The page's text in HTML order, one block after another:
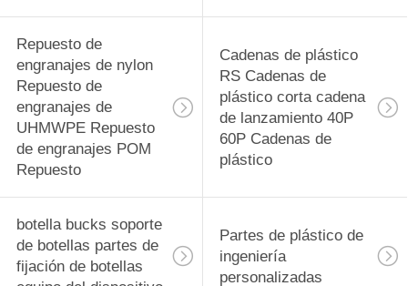
Repuesto de
engranajes de nylon
Repuesto de
engranajes de
UHMWPE Repuesto
de engranajes POM
Repuesto
Cadenas de plástico
RS Cadenas de
plástico corta cadena
de lanzamiento 40P
60P Cadenas de
plástico
botella bucks soporte
de botellas partes de
fijación de botellas
Partes de plástico de
ingeniería
personalizadas